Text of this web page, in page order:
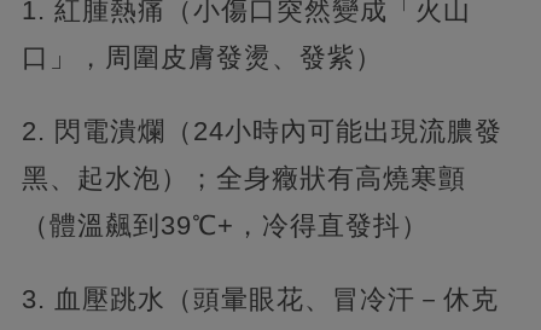
1. 紅腫熱痛（小傷口突然變成「火山
口」，周圍皮膚發燙、發紫）
2. 閃電潰爛（24小時內可能出現流膿發
黑、起水泡）；全身癥狀有高燒寒顫
（體溫飆到39℃+，冷得直發抖）
3. 血壓跳水（頭暈眼花、冒冷汗－休克